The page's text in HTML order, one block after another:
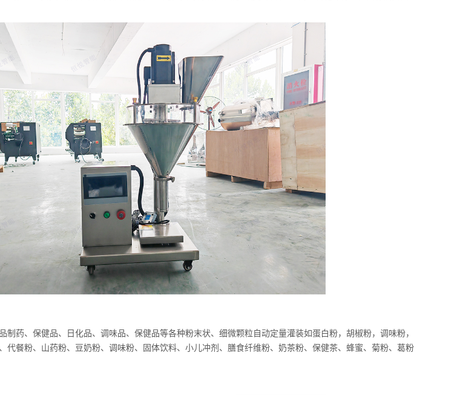
制药、保健品、日化品、调味品、保健品等各种粉末状、细微颗粒自动定量灌装如蛋白粉，胡椒粉，调味粉，
代餐粉、山药粉、豆奶粉、调味粉、固体饮料、小儿冲剂、膳食纤维粉、奶茶粉、保健茶、蜂蜜、菊粉、葛粉